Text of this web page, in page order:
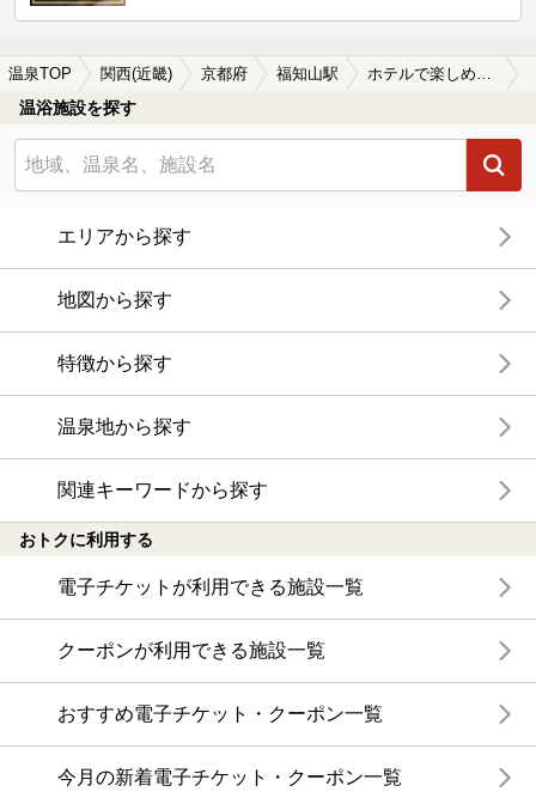
温泉TOP 関西(近畿) 京都府 福知山駅 ホテルで楽しめる福知山駅近くの温泉、日帰り温泉、スーパー銭湯おすすめ
温浴施設を探す
エリアから探す
地図から探す
特徴から探す
温泉地から探す
関連キーワードから探す
おトクに利用する
電子チケットが利用できる施設一覧
クーポンが利用できる施設一覧
おすすめ電子チケット・クーポン一覧
今月の新着電子チケット・クーポン一覧